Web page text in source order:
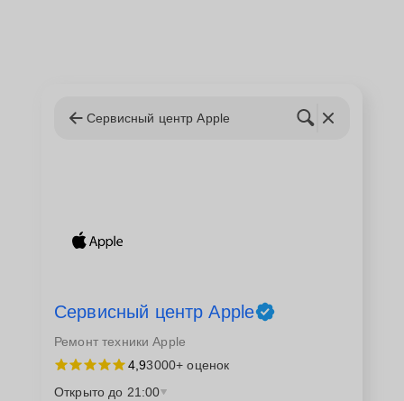
Сервисный центр Apple
Сервисный центр Apple
Ремонт техники Apple
4,93000+ оценок
Открыто до 21:00